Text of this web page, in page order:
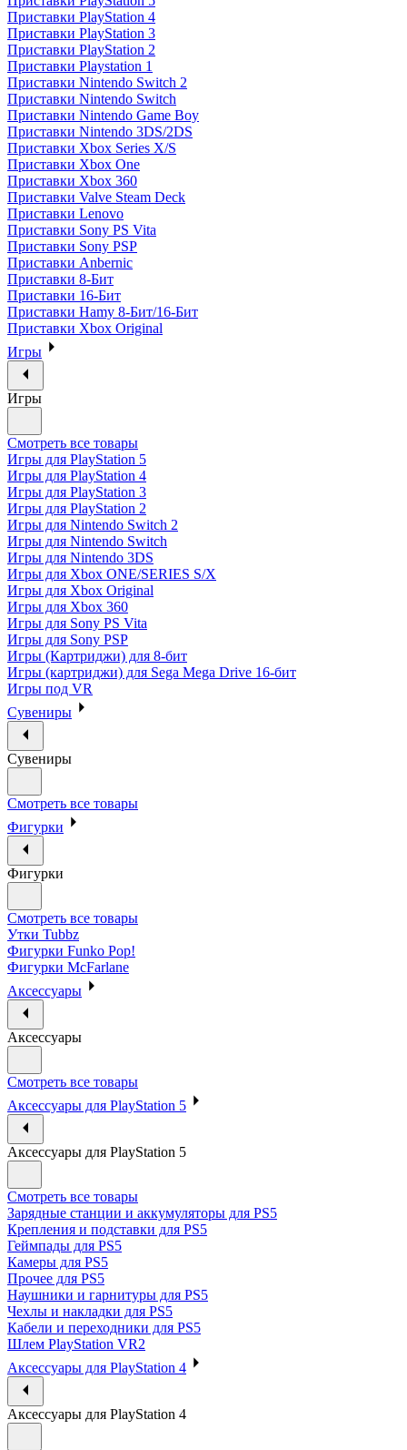
Приставки PlayStation 4
Приставки PlayStation 3
Приставки PlayStation 2
Приставки Playstation 1
Приставки Nintendo Switch 2
Приставки Nintendo Switch
Приставки Nintendo Game Boy
Приставки Nintendo 3DS/2DS
Приставки Xbox Series X/S
Приставки Xbox One
Приставки Xbox 360
Приставки Valve Steam Deck
Приставки Lenovo
Приставки Sony PS Vita
Приставки Sony PSP
Приставки Anbernic
Приставки 8-Бит
Приставки 16-Бит
Приставки Hamy 8-Бит/16-Бит
Приставки Xbox Original
Игры
Игры
Смотреть все товары
Игры для PlayStation 5
Игры для PlayStation 4
Игры для PlayStation 3
Игры для PlayStation 2
Игры для Nintendo Switch 2
Игры для Nintendo Switch
Игры для Nintendo 3DS
Игры для Xbox ONE/SERIES S/X
Игры для Xbox Original
Игры для Xbox 360
Игры для Sony PS Vita
Игры для Sony PSP
Игры (Картриджи) для 8-бит
Игры (картриджи) для Sega Mega Drive 16-бит
Игры под VR
Сувениры
Сувениры
Смотреть все товары
Фигурки
Фигурки
Смотреть все товары
Утки Tubbz
Фигурки Funko Pop!
Фигурки McFarlane
Аксессуары
Аксессуары
Смотреть все товары
Аксессуары для PlayStation 5
Аксессуары для PlayStation 5
Смотреть все товары
Зарядные станции и аккумуляторы для PS5
Крепления и подставки для PS5
Геймпады для PS5
Камеры для PS5
Прочее для PS5
Наушники и гарнитуры для PS5
Чехлы и накладки для PS5
Кабели и переходники для PS5
Шлем PlayStation VR2
Аксессуары для PlayStation 4
Аксессуары для PlayStation 4